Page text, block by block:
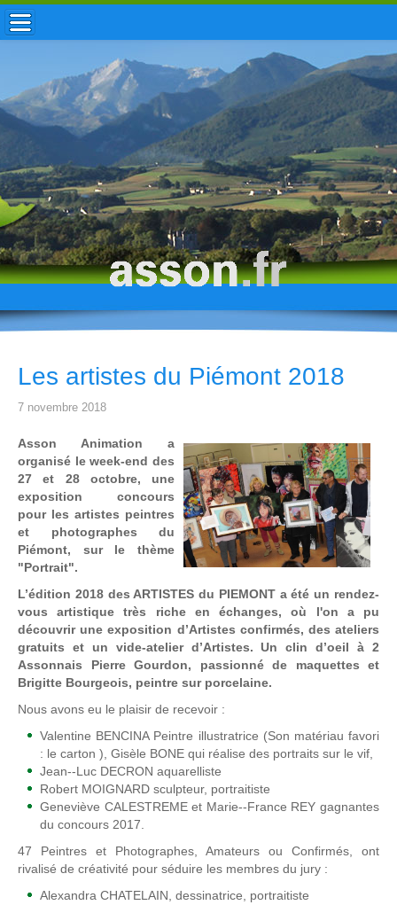
ACCUEIL / INFOS
MUNICIPALITÉ
VIE LOCALE
ENFANCE
TOURISME
HISTOIRE
Les artistes du Piémont 2018
7 novembre 2018
Asson Animation a
organisé le week-end des
27 et 28 octobre, une
exposition concours
pour les artistes peintres
et photographes du
Piémont, sur le thème
"Portrait".
L’édition 2018 des ARTISTES du PIEMONT a été un rendez­‐
vous artistique très riche en échanges, où l'on a pu
découvrir une exposition d’Artistes confirmés, des ateliers
gratuits et un vide-­atelier d’Artistes. Un clin d’oeil à 2
Assonnais Pierre Gourdon, passionné de maquettes et
Brigitte Bourgeois, peintre sur porcelaine.
Nous avons eu le plaisir de recevoir :
Valentine BENCINA Peintre illustratrice (Son matériau favori
: le carton ), Gisèle BONE qui réalise des portraits sur le vif,
Jean-‐Luc DECRON aquarelliste
Robert MOIGNARD sculpteur, portraitiste
Geneviève CALESTREME et Marie-­‐France REY gagnantes
du concours 2017.
47 Peintres et Photographes, Amateurs ou Confirmés, ont
rivalisé de créativité pour séduire les membres du jury :
Alexandra CHATELAIN, dessinatrice, portraitiste